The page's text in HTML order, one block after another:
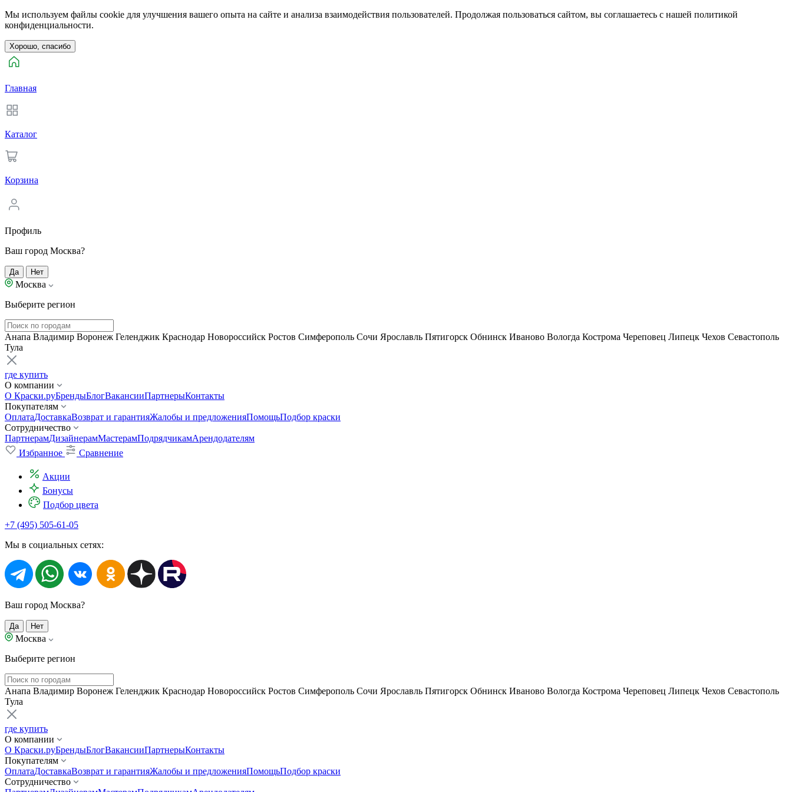
Мы используем файлы cookie для улучшения вашего опыта на сайте и анализа взаимодействия пользователей. Продолжая пользоваться сайтом, вы соглашаетесь с нашей политикой
конфиденциальности.
Хорошо, спасибо
Главная
Каталог
Корзина
Профиль
Ваш город Москва?
Да Нет
Москва
Выберите регион
Анапа Владимир Воронеж Геленджик Краснодар Новороссийск Ростов Симферополь Сочи Ярославль Пятигорск Обнинск Иваново Вологда Кострома Череповец Липецк Чехов Севастополь
Тула
где купить
О компании
О Краски.руБрендыБлогВакансииПартнерыКонтакты
Покупателям
ОплатаДоставкаВозврат и гарантияЖалобы и предложенияПомощьПодбор краски
Сотрудничество
ПартнерамДизайнерамМастерамПодрядчикамАрендодателям
Избранное
Сравнение
Акции
Бонусы
Подбор цвета
+7 (495) 505-61-05
Мы в социальных сетях:
Ваш город Москва?
Да Нет
Москва
Выберите регион
Анапа Владимир Воронеж Геленджик Краснодар Новороссийск Ростов Симферополь Сочи Ярославль Пятигорск Обнинск Иваново Вологда Кострома Череповец Липецк Чехов Севастополь
Тула
где купить
О компании
О Краски.руБрендыБлогВакансииПартнерыКонтакты
Покупателям
ОплатаДоставкаВозврат и гарантияЖалобы и предложенияПомощьПодбор краски
Сотрудничество